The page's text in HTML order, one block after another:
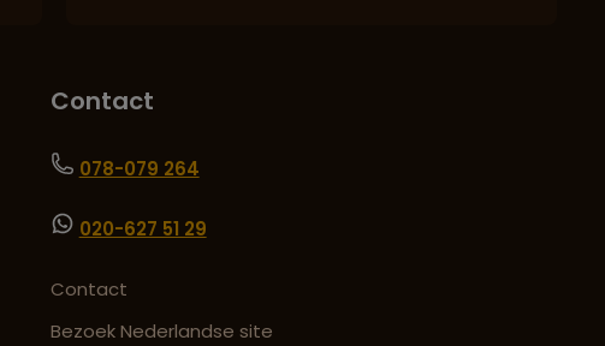
Contact
078-079 264
020-627 51 29
Contact
Bezoek Nederlandse site